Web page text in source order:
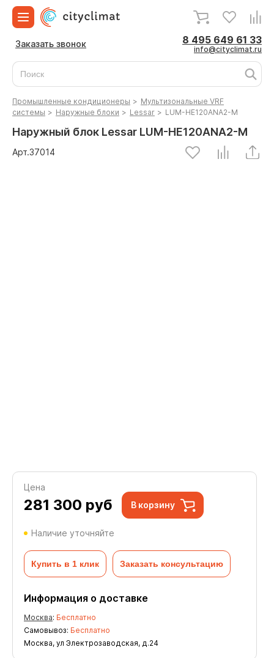
Заказать звонок 8 495 649 61 33
info@cityclimat.ru
Промышленные кондиционеры > Мультизональные VRF
системы > Наружные блоки > Lessar > LUM-HE120ANA2-M
Наружный блок Lessar LUM-HE120ANA2-M
Арт.37014
Цена
281 300 руб В корзину
Наличие уточняйте
Купить в 1 клик Заказать консультацию
Информация о доставке
Москва: Бесплатно
Самовывоз: Бесплатно
Москва, ул Электрозаводская, д.24